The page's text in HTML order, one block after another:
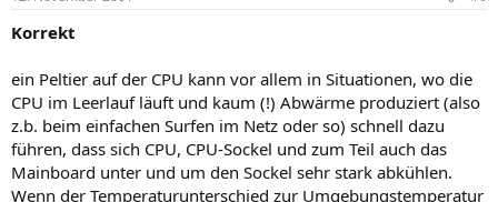
Korrekt
ein Peltier auf der CPU kann vor allem in Situationen, wo die
CPU im Leerlauf läuft und kaum (!) Abwärme produziert (also
z.b. beim einfachen Surfen im Netz oder so) schnell dazu
führen, dass sich CPU, CPU-Sockel und zum Teil auch das
Mainboard unter und um den Sockel sehr stark abkühlen.
Wenn der Temperaturunterschied zur Umgebungstemperatur